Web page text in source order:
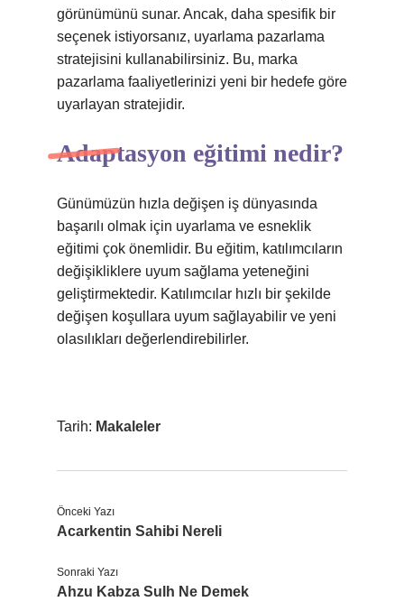
görünümünü sunar. Ancak, daha spesifik bir
seçenek istiyorsanız, uyarlama pazarlama
stratejisini kullanabilirsiniz. Bu, marka
pazarlama faaliyetlerinizi yeni bir hedefe göre
uyarlayan stratejidir.
Adaptasyon eğitimi nedir?
Günümüzün hızla değişen iş dünyasında
başarılı olmak için uyarlama ve esneklik
eğitimi çok önemlidir. Bu eğitim, katılımcıların
değişikliklere uyum sağlama yeteneğini
geliştirmektedir. Katılımcılar hızlı bir şekilde
değişen koşullara uyum sağlayabilir ve yeni
olasılıkları değerlendirebilirler.
Tarih: Makaleler
Önceki Yazı
Acarkentin Sahibi Nereli
Sonraki Yazı
Ahzu Kabza Sulh Ne Demek